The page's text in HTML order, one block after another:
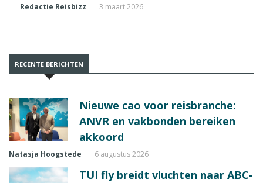
Redactie Reisbizz 3 maart 2026
RECENTE BERICHTEN
Nieuwe cao voor reisbranche:
ANVR en vakbonden bereiken
akkoord
Natasja Hoogstede 6 augustus 2026
TUI fly breidt vluchten naar ABC-